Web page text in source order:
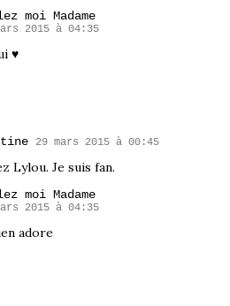
moi Madame
2015 à 04:35
♥
29 mars 2015 à 00:45
Lylou. Je suis fan.
moi Madame
2015 à 04:35
adore